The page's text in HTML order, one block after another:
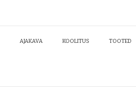
AJAKAVA KOOLITUS TOOTED